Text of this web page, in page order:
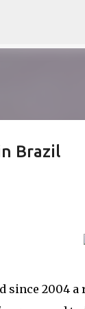
Brazil
since 2004